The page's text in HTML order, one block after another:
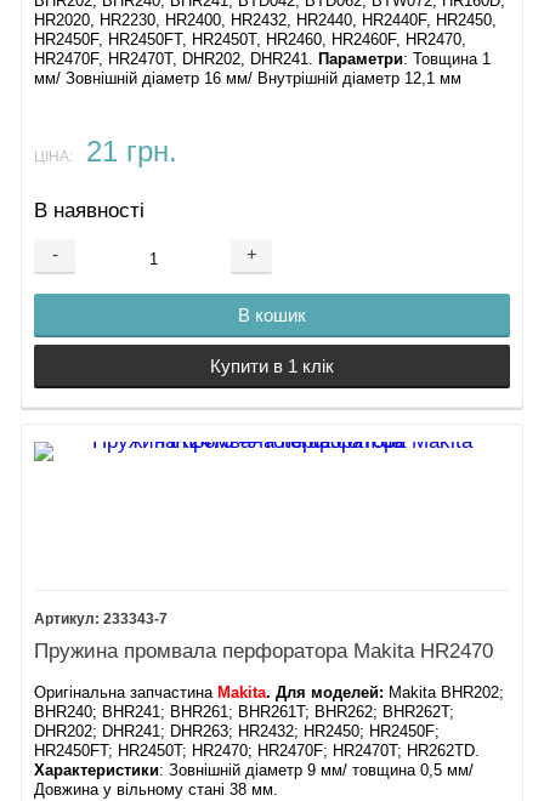
HR2020, HR2230, HR2400, HR2432, HR2440, HR2440F, HR2450,
HR2450F, HR2450FT, HR2450T, HR2460, HR2460F, HR2470,
HR2470F, HR2470T, DHR202, DHR241. Параметри: Товщина 1
мм/ Зовнішній діаметр 16 мм/ Внутрішній діаметр 12,1 мм
ЦІНА: 21 грн.
В наявності
- +
В кошик
Купити в 1 клік
233343-7
Пружина промвала перфоратора Makita HR2470
Оригінальна запчастина Makita. Для моделей: Makita BHR202;
BHR240; BHR241; BHR261; BHR261T; BHR262; BHR262T;
DHR202; DHR241; DHR263; HR2432; HR2450; HR2450F;
HR2450FT; HR2450T; HR2470; HR2470F; HR2470T; HR262TD.
Характеристики: Зовнішній діаметр 9 мм/ товщина 0,5 мм/
Довжина у вільному стані 38 мм.